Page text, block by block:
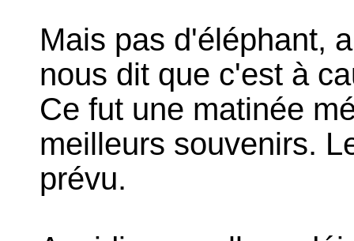
Mais pas d'éléphant,
nous dit que c'est à
Ce fut une matinée
meilleurs souvenirs.
prévu.